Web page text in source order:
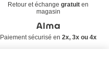
Retour et échangegratuit en
magasin
Paiement sécurisé en 2x, 3x ou 4x